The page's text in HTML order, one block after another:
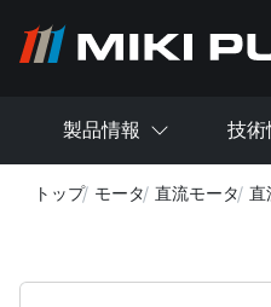
製品情報 技術
トップ モータ 直流モータ 直